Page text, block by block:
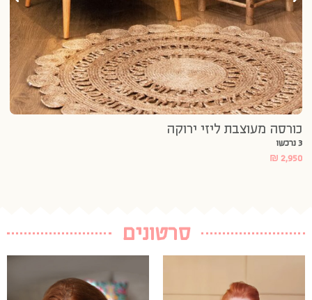
כורסה מעוצבת ליזי ירוקה
3 נרכשו
₪ 2,950
סרטונים